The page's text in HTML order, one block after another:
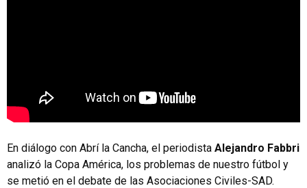
En diálogo con Abrí la Cancha, el periodista Alejandro Fabbri
analizó la Copa América, los problemas de nuestro fútbol y
se metió en el debate de las Asociaciones Civiles-SAD.